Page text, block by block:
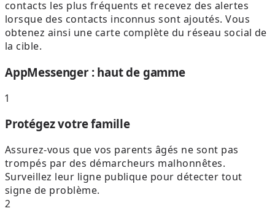
contacts les plus fréquents et recevez des alertes
lorsque des contacts inconnus sont ajoutés. Vous
obtenez ainsi une carte complète du réseau social de
la cible.
AppMessenger : haut de gamme
1
Protégez votre famille
Assurez-vous que vos parents âgés ne sont pas
trompés par des démarcheurs malhonnêtes.
Surveillez leur ligne publique pour détecter tout
signe de problème.
2